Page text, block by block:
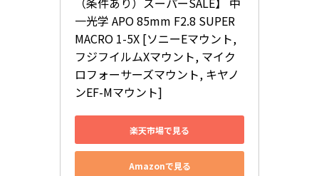
一光学 APO 85mm F2.8 SUPER
MACRO 1-5X [ソニーEマウント,
フジフイルムXマウント, マイク
ロフォーサーズマウント, キヤノ
ンEF-Mマウント]
楽天市場で見る
Amazonで見る